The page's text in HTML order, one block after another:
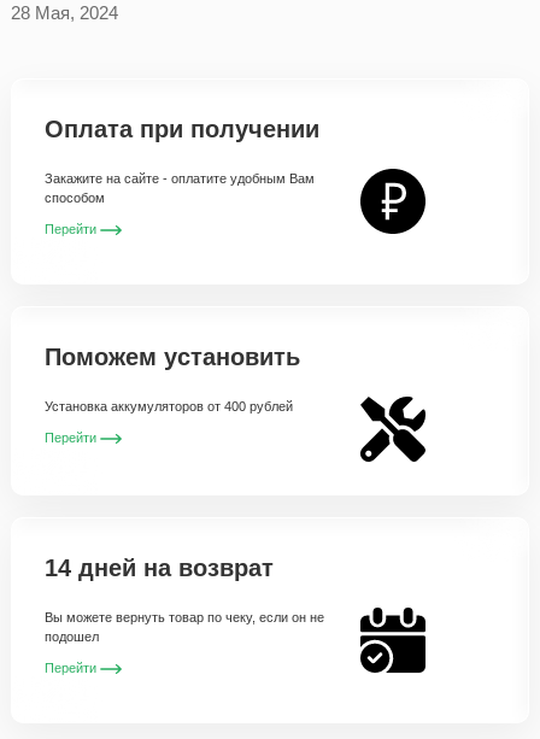
28 Мая, 2024
Оплата при получении
Закажите на сайте - оплатите удобным Вам
способом
Перейти
Поможем установить
Установка аккумуляторов от 400 рублей
Перейти
14 дней на возврат
Вы можете вернуть товар по чеку, если он не
подошел
Перейти